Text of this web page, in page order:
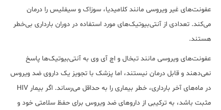
عفونت‌های غیر ویروسی مانند کلامیدیا، سوزاک و سیفلیس را درمان
می‌کند. تعدادی از آنتی‌بیوتیک‌های مورد استفاده در دوران بارداری بی‌خطر
هستند.
عفونت‌های ویروسی مانند تبخال و اچ آی وی به آنتی‌بیوتیک‌ها پاسخ
نمی‌دهند و قابل درمان نیستند، اما پزشک با تجویز یک داروی ضد ویروس
در ماه‌های آخر بارداری، خطر بیماری را به حداقل می‌رساند. اگر بیمار HIV
مثبت باشد، به ترکیبی از داروهای ضد ویروس برای حفظ سلامتی خود و